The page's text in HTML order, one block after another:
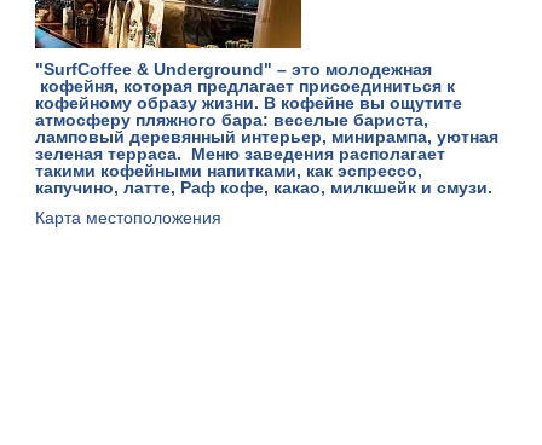
"SurfCoffee & Undergrоund" – это молодежная
кофейня, которая предлагает присоединиться к
кофейному образу жизни. В кофейне вы ощутите
атмосферу пляжного бара: веселые бариста,
ламповый деревянный интерьер, минирампа, уютная
зеленая терраса. Меню заведения располагает
такими кофейными напитками, как эспрессо,
капучино, латте, Раф кофе, какао, милкшейк и смузи.
Карта местоположения